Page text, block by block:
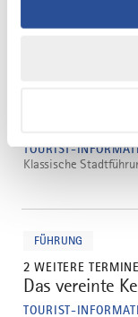
dort die ganze
TOURIST-
Klassische
FÜHRUNG
2 WEITERE TERMINE
4
Das vereinte
TOURIST-